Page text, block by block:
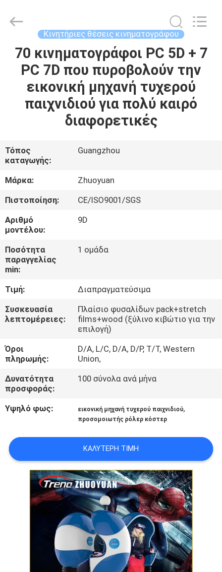
ΣΠΊΤΙ
ΠΡΟΪΌΝΤΑ
ΕΜΦΆΝΙΣΗ
ΣΧΕΤΙΚΆ
ΜΕ
ΕΜΆΣ
ΞΕΝΆΓΗΣΗ
ΣΤΟ
ΕΡΓΟΣΤΆΣΙΟ
ΕΛΕΓΧΟΣ
ΠΟΙΌΤΗΤΑΣ
ΕΠΙΚΟΙΝΩΝΉΣΤΕ
ΜΑΖΊ
ΜΑΣ
ΝΈΑ
ΥΠΟΘΈΣΕΙΣ
SITEMAP
PRIVACY
Co.,Ltd.
Κινητήριες θέσεις κινηματογράφου
70 κινηματογράφοι PC 5D + 7
PC 7D που πυροβολούν την
εικονική μηχανή τυχερού
παιχνιδιού για πολύ καιρό
διαφορετικές
Τόπος
καταγωγής:
Guangzhou
Μάρκα:
Zhuoyuan
Πιστοποίηση:
CE/ISO9001/SGS
Αριθμό
μοντέλου:
9D
Ποσότητα
παραγγελίας
min:
1 ομάδα
Τιμή:
Διαπραγματεύσιμα
Συσκευασία
λεπτομέρειες:
Πλαίσιο φυσαλίδων pack+stretch
films+wood (ξύλινο κιβώτιο για την
επιλογή)
Όροι
πληρωμής:
D/A, L/C, D/A, D/P, T/T, Western
Union,
Δυνατότητα
προσφοράς:
100 σύνολα ανά μήνα
Υψηλό φως: εικονική μηχανή τυχερού παιχνιδιού,
προσομοιωτής ρόλερ κόστερ
ΚΑΛΎΤΕΡΗ ΤΙΜΉ